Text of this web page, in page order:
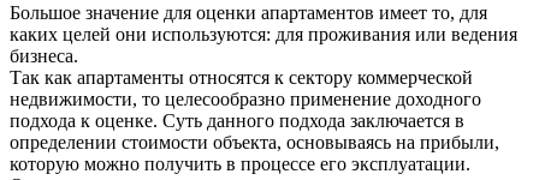
Большое значение для оценки апартаментов имеет то, для
каких целей они используются: для проживания или ведения
бизнеса.
Так как апартаменты относятся к сектору коммерческой
недвижимости, то целесообразно применение доходного
подхода к оценке. Суть данного подхода заключается в
определении стоимости объекта, основываясь на прибыли,
которую можно получить в процессе его эксплуатации.